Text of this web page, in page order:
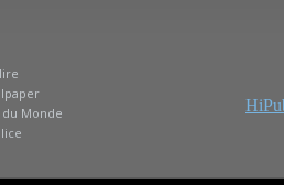
du Monde